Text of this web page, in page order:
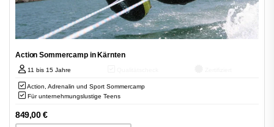
Action Sommercamp in Kärnten
11 bis 15 Jahre
Action, Adrenalin und Sport Sommercamp
Für unternehmungslustige Teens
849,00€